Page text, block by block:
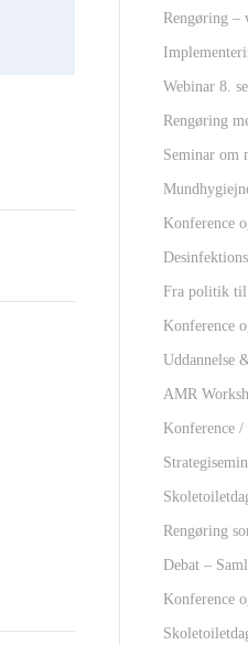
Rengøring –
Webinar 8.
Rengøring
Seminar om
Konference
Fra politik til
Konference
Uddannelse
AMR
Konference /
Rengøring
Debat –
Konference